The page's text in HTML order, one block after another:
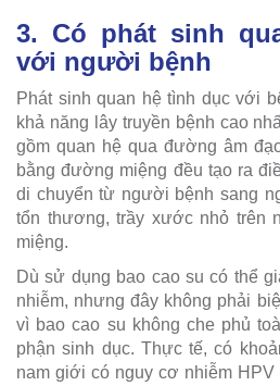
3. Có phát sinh
với người bệnh
Phát sinh quan hệ tình dục với
khả năng lây truyền bệnh cao
gồm quan hệ qua đường âm
bằng đường miệng đều tạo ra
di chuyển từ người bệnh sang
tổn thương, trầy xước nhỏ trên
miệng.
Dù sử dụng bao cao su có thể
nhiễm, nhưng đây không phải
vì bao cao su không che phủ
phận sinh dục. Thực tế, có
nam giới có nguy cơ nhiễm HPV